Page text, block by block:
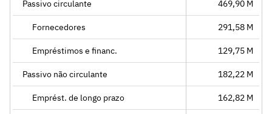
Passivo circulante 469,90 M
Fornecedores 291,58 M
Empréstimos e financ. 129,75 M
Passivo não circulante 182,22 M
Emprést. de longo prazo 162,82 M